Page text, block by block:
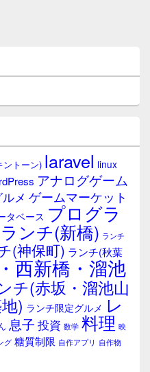
ントーン) laravel linux
アナログゲーム
メ ゲームマーケット
タベース プログラ
ランチ(新橋) ランチ
(神保町) ランチ(秋葉
西新橋・溜池
チ(赤坂・溜池山
) ランチ限定グルメ レ
息子 投資 数学 料理 映
グ 糖質制限 自作アプリ 自作物